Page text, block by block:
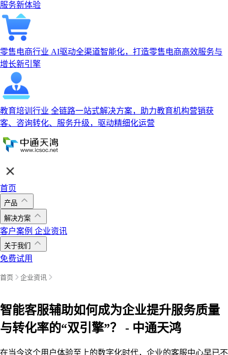
服务新体验
零售电商行业 AI驱动全渠道智能化，打造零售电商高效服务与
增长新引擎
教育培训行业 全链路一站式解决方案，助力教育机构营销获
客、咨询转化、服务升级，驱动精细化运营
首页
产品
解决方案
客户案例 企业资讯
关于我们
免费试用
首页 企业资讯
智能客服辅助如何成为企业提升服务质量
与转化率的“双引擎”？ - 中通天鸿
在当今这个用户体验至上的数字化时代，企业的客服中心早已不